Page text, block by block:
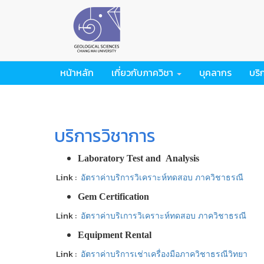
หน้าหลัก เกี่ยวกับภาควิชา บุคลากร บริ
บริการวิชาการ
Laboratory Test and Analysis
Link : อัตราค่าบริการวิเคราะห์ทดสอบ ภาควิชาธรณี
Gem Certification
Link : อัตราค่าบริเการวิเคราะห์ทดสอบ ภาควิชาธรณี
Equipment Rental
Link : อัตราค่าบริการเช่าเครื่องมือภาควิชาธรณีวิทยา